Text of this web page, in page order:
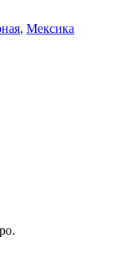
, Мексика